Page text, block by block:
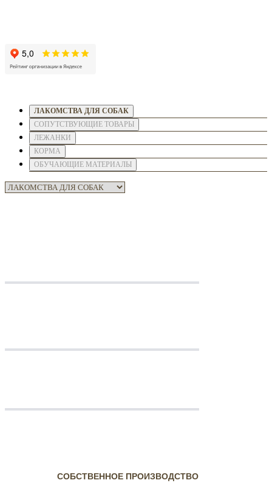
СОБСТВЕННОЕ ПРОИЗВОДСТВО
ЛАКОМСТВА ДЛЯ СОБАК
СОПУТСТВУЮЩИЕ ТОВАРЫ
ЛЕЖАНКИ
КОРМА
ОБУЧАЮЩИЕ МАТЕРИАЛЫ